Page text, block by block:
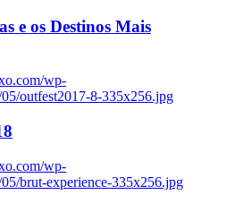
e os Destinos Mais
wp-
outfest2017-8-335x256.jpg
wp-
brut-experience-335x256.jpg